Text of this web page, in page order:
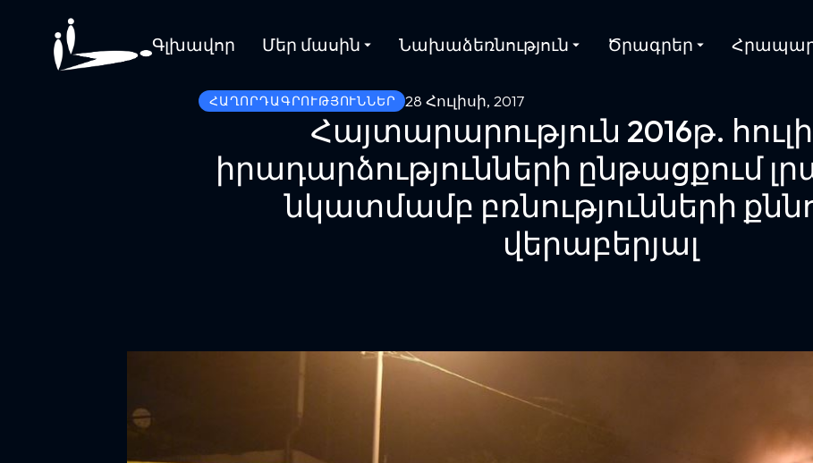
Գլխավոր Մեր մասին Նախաձեռնություն Ծրագրեր
ՀԱՂՈՐԴԱԳՐՈՒԹՅՈՒՆՆԵՐ 28 Հուլիսի, 2017
Հայտարարություն 2016թ.
իրադարձությունների ընթացքում
նկատմամբ բռնությունների
վերաբերյալ